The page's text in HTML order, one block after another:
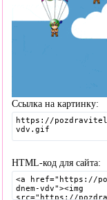
Ссылка на картинку:
HTML-код для сайта: